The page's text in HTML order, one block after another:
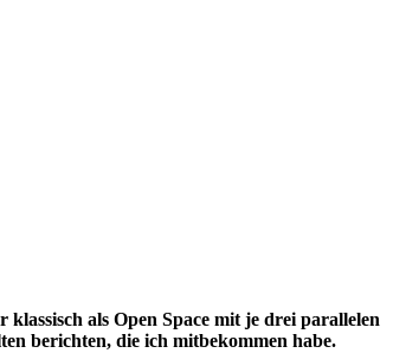
als Open Space mit je drei par­al­le­len
berich­ten, die ich mit­be­kom­men habe.